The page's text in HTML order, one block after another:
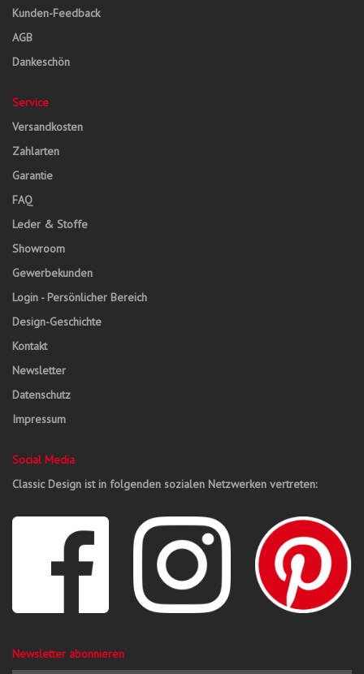
Kunden-Feedback
AGB
Dankeschön
Service
Versandkosten
Zahlarten
Garantie
FAQ
Leder & Stoffe
Showroom
Gewerbekunden
Login - Persönlicher Bereich
Design-Geschichte
Kontakt
Newsletter
Datenschutz
Impressum
Social Media
Classic Design ist in folgenden sozialen Netzwerken vertreten:
Newsletter abonnieren